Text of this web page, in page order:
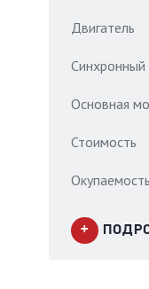
Двигатель
Синхронный
Основная
Стоимость
Окупаемость